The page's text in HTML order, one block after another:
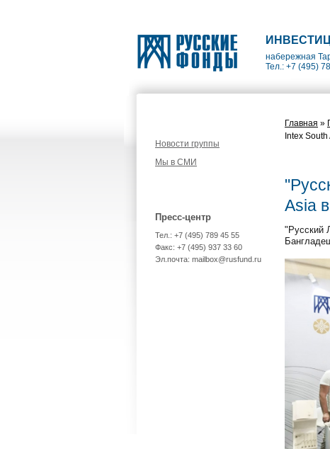
набережная
Тел.: +7 (495)
Новости группы
Мы в СМИ
Пресс-центр
Тел.: +7 (495) 789 45 55
Факс: +7 (495) 937 33 60
Эл.почта: mailbox@rusfund.ru
Главная »
Intex
Asia
"Русский